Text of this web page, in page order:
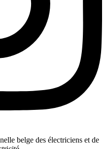
belge des électriciens et de